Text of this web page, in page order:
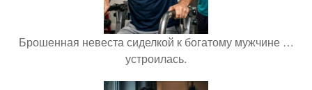
Брошенная невеста сиделкой к богатому мужчине …
устроилась.